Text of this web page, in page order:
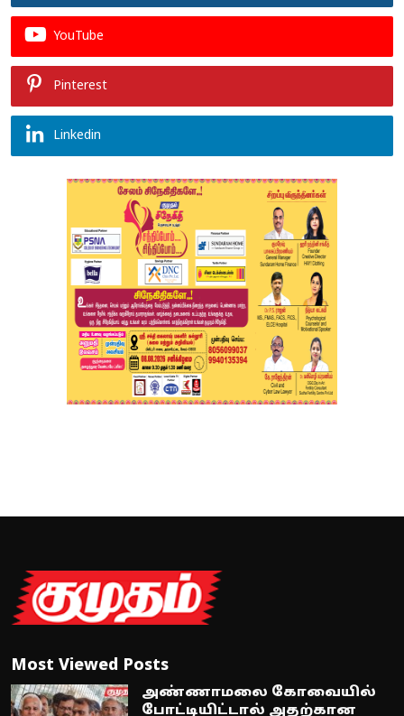
YouTube
Pinterest
Linkedin
Most Viewed Posts
அண்ணாமலை கோவையில்
போட்டியிட்டால் அதற்கான